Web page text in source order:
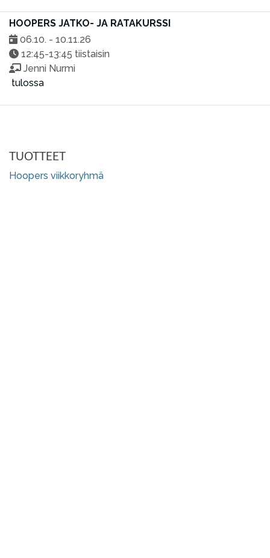
HOOPERS JATKO- JA RATAKURSSI
06.10. - 10.11.26
12:45-13:45 tiistaisin
Jenni Nurmi
tulossa
TUOTTEET
Hoopers viikkoryhmä